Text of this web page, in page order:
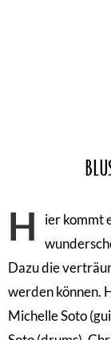
H
ier kommt
Dazu die
werden können.
Michelle Soto